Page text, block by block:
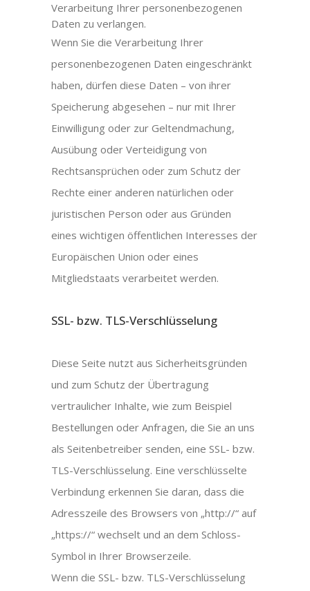
Verarbeitung Ihrer personenbezogenen
Daten zu verlangen.
Wenn Sie die Verarbeitung Ihrer
personenbezogenen Daten eingeschränkt
haben, dürfen diese Daten – von ihrer
Speicherung abgesehen – nur mit Ihrer
Einwilligung oder zur Geltendmachung,
Ausübung oder Verteidigung von
Rechtsansprüchen oder zum Schutz der
Rechte einer anderen natürlichen oder
juristischen Person oder aus Gründen
eines wichtigen öffentlichen Interesses der
Europäischen Union oder eines
Mitgliedstaats verarbeitet werden.
SSL- bzw. TLS-Verschlüsselung
Diese Seite nutzt aus Sicherheitsgründen
und zum Schutz der Übertragung
vertraulicher Inhalte, wie zum Beispiel
Bestellungen oder Anfragen, die Sie an uns
als Seitenbetreiber senden, eine SSL- bzw.
TLS-Verschlüsselung. Eine verschlüsselte
Verbindung erkennen Sie daran, dass die
Adresszeile des Browsers von „http://“ auf
„https://“ wechselt und an dem Schloss-
Symbol in Ihrer Browserzeile.
Wenn die SSL- bzw. TLS-Verschlüsselung